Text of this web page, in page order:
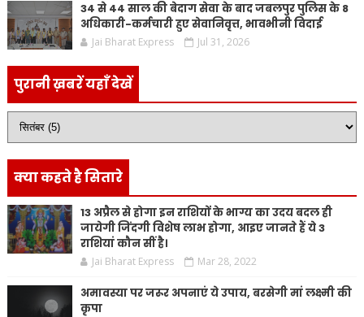
34 से 44 साल की बेदाग सेवा के बाद जबलपुर पुलिस के 8
अधिकारी-कर्मचारी हुए सेवानिवृत्त, भावभीनी विदाई
Jai Bharat Express Jul 31, 2026
पुरानी ख़बरें यहाँ देखें
क्या कहते है सितारे
13 अप्रैल से होगा इन राशियों के भाग्य का उदय बदल ही
जायेगी जिंदगी विशेष लाभ होगा, आइए जानते हैं ये 3
राशियां कौन सीं है।
Jai Bharat Express Mar 28, 2022
अमावस्या पर जरूर अपनाएं ये उपाय, बरसेगी मां लक्ष्मी की
कृपा